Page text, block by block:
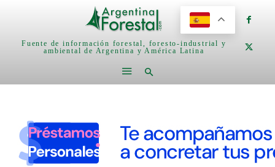
Fuente de información forestal, foresto-industrial y
ambiental de Argentina y América Latina